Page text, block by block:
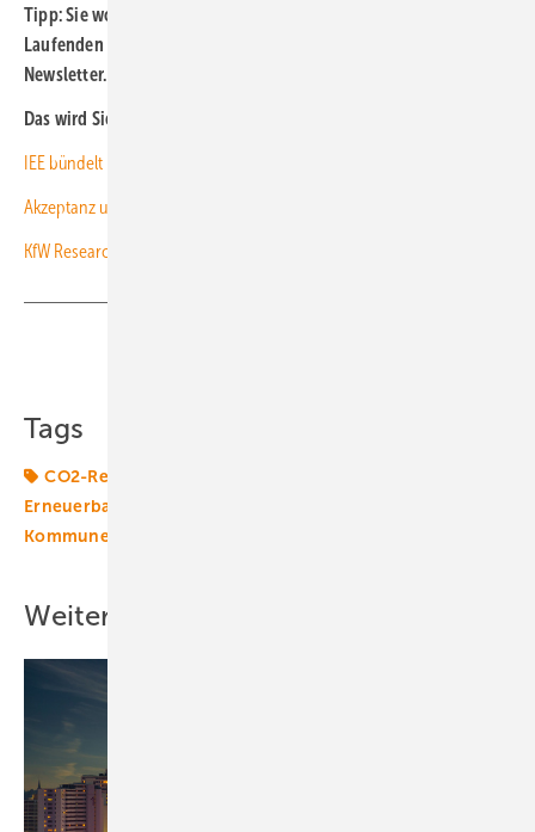
Tipp: Sie wollen bei der Energiewende in Kommunen auf dem
Laufenden bleiben ? Abonnieren Sie unseren kostenlosen
Newsletter.
Das wird Sie auch interessieren:
IEE bündelt Lösungen für die Energiewende in Städten
Akzeptanz und Beteiligung: Kurzer Leitfaden gibt Infos
KfW Research: Kommunen brauchen für Klimaschutz mehr als Kredite
Tags
CO2-Reduktionsziele
Erneuerbare in Kommunen
Kommunen
Weitere Inhalte